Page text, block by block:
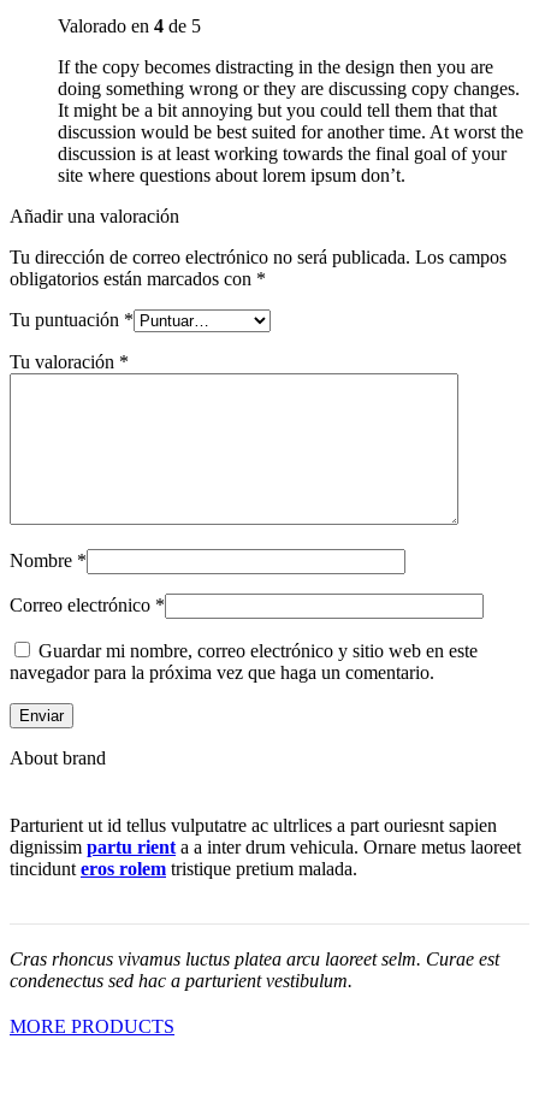
Valorado en 4 de 5
If the copy becomes distracting in the design then you are
doing something wrong or they are discussing copy changes.
It might be a bit annoying but you could tell them that that
discussion would be best suited for another time. At worst the
discussion is at least working towards the final goal of your
site where questions about lorem ipsum don’t.
Añadir una valoración
Tu dirección de correo electrónico no será publicada. Los campos
obligatorios están marcados con *
Tu puntuación *
Tu valoración *
Nombre *
Correo electrónico *
Guardar mi nombre, correo electrónico y sitio web en este
navegador para la próxima vez que haga un comentario.
About brand
Parturient ut id tellus vulputatre ac ultrlices a part ouriesnt sapien
dignissim partu rient a a inter drum vehicula. Ornare metus laoreet
tincidunt eros rolem tristique pretium malada.
Cras rhoncus vivamus luctus platea arcu laoreet selm. Curae est
condenectus sed hac a parturient vestibulum.
MORE PRODUCTS